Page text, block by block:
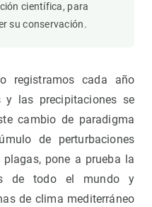
científica, para
su conservación.
registramos cada año
y las precipitaciones se
cambio de paradigma
de perturbaciones
pone a prueba la
de todo el mundo y
de clima mediterráneo